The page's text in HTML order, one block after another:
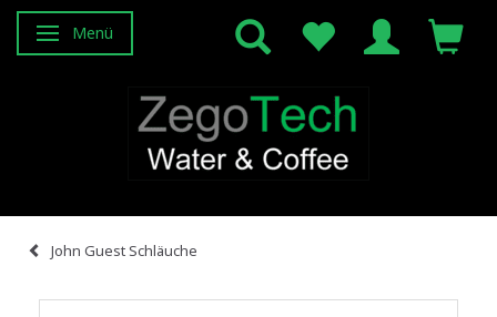
Anzeige ändern
Menü
John Guest Schläuche